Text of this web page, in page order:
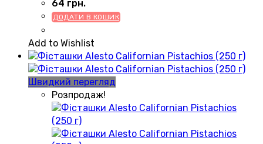
64 грн.
ДОДАТИ В КОШИК
Add to Wishlist
Швидкий перегляд
Розпродаж!